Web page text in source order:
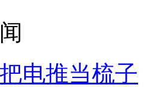
速倒车逃窜
电推当梳子